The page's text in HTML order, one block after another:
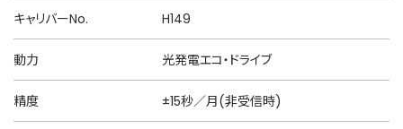
キャリバーNo. H149
動力 光発電エコ・ドライブ
精度 ±15秒／月(非受信時)